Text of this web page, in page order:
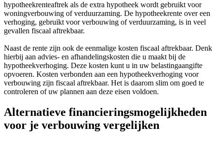
hypotheekrenteaftrek als de extra hypotheek wordt gebruikt voor
woningverbouwing of verduurzaming. De hypotheekrente over een
verhoging, gebruikt voor verbouwing of verduurzaming, is in veel
gevallen fiscaal aftrekbaar.
Naast de rente zijn ook de eenmalige kosten fiscaal aftrekbaar. Denk
hierbij aan advies- en afhandelingskosten die u maakt bij de
hypotheekverhoging. Deze kosten kunt u in uw belastingaangifte
opvoeren. Kosten verbonden aan een hypotheekverhoging voor
verbouwing zijn fiscaal aftrekbaar. Het is daarom slim om goed te
controleren of uw plannen aan deze eisen voldoen.
Alternatieve financieringsmogelijkheden
voor je verbouwing vergelijken